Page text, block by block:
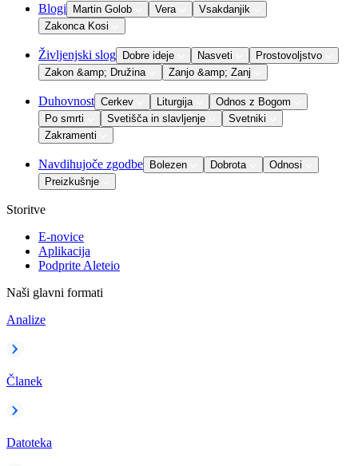
Blogi Martin Golob Vera
Vsakdanjik
Zakonca Kosi
Življenjski slog Dobre ideje Nasveti
Prostovoljstvo
Zakon &amp; Družina
Zanjo &amp; Zanj
Duhovnost Cerkev Liturgija
Odnos z Bogom
Po smrti
Svetišča in slavljenje
Svetniki
Zakramenti
Navdihujoče zgodbe Bolezen Dobrota
Odnosi
Preizkušnje
Storitve
E-novice
Aplikacija
Podprite Aleteio
Naši glavni formati
Analize
Članek
Datoteka